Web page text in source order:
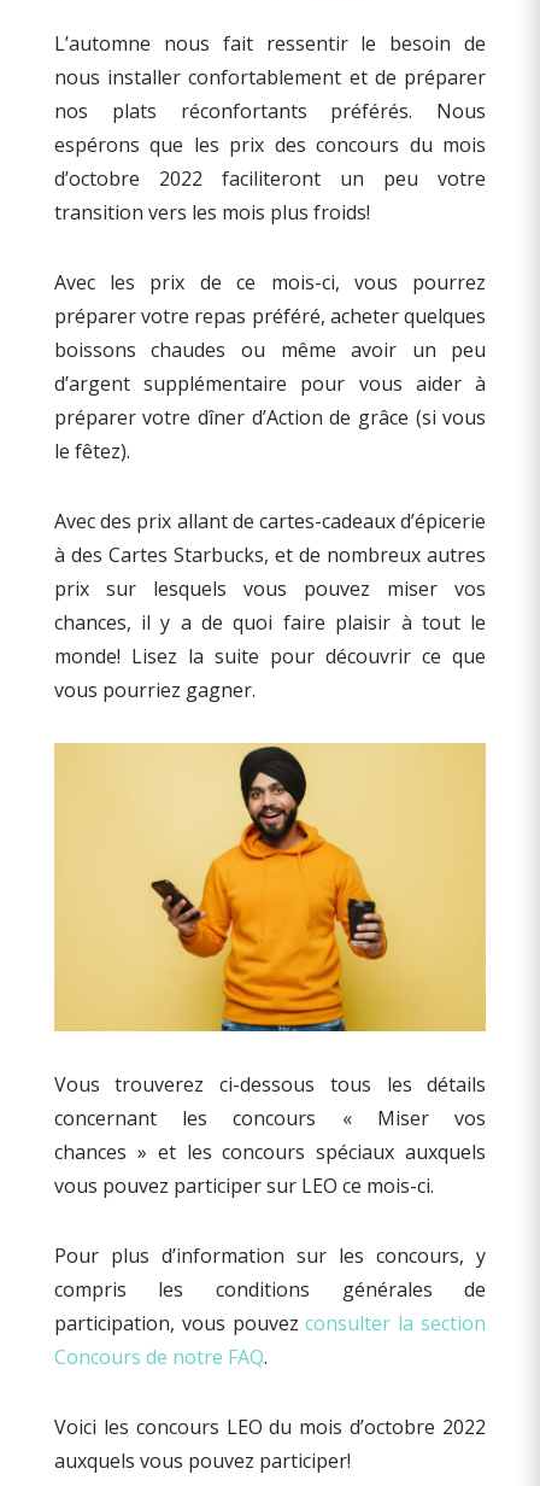
L’automne nous fait ressentir le besoin de
nous installer confortablement et de préparer
nos plats réconfortants préférés. Nous
espérons que les prix des concours du mois
d’octobre 2022 faciliteront un peu votre
transition vers les mois plus froids!
Avec les prix de ce mois-ci, vous pourrez
préparer votre repas préféré, acheter quelques
boissons chaudes ou même avoir un peu
d’argent supplémentaire pour vous aider à
préparer votre dîner d’Action de grâce (si vous
le fêtez).
Avec des prix allant de cartes-cadeaux d’épicerie
à des Cartes Starbucks, et de nombreux autres
prix sur lesquels vous pouvez miser vos
chances, il y a de quoi faire plaisir à tout le
monde! Lisez la suite pour découvrir ce que
vous pourriez gagner.
Vous trouverez ci-dessous tous les détails
concernant les concours « Miser vos
chances » et les concours spéciaux auxquels
vous pouvez participer sur LEO ce mois-ci.
Pour plus d’information sur les concours, y
compris les conditions générales de
participation, vous pouvezconsulter la section
Concours de notre FAQ.
Voici les concours LEO du mois d’octobre 2022
auxquels vous pouvez participer!